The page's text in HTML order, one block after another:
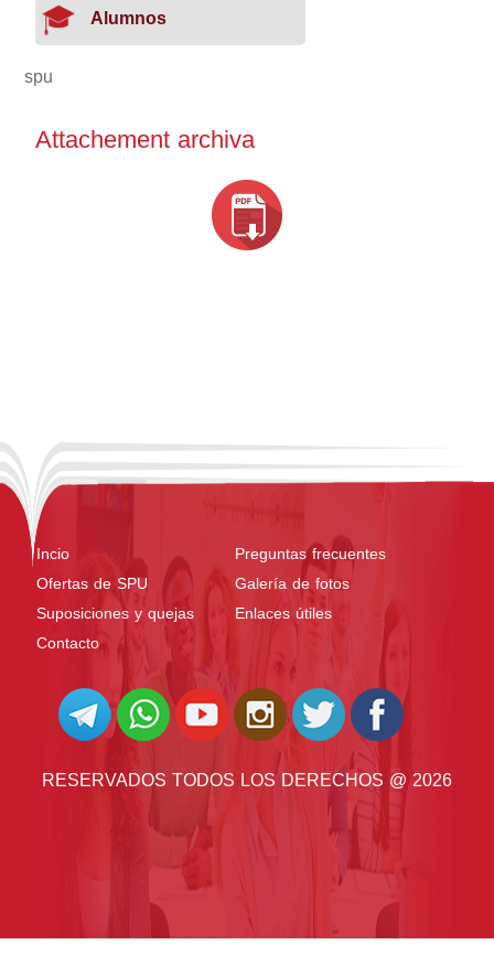
Alumnos
spu
Attachement archiva
Incio
Preguntas frecuentes
Ofertas de SPU
Galería de fotos
Suposiciones y quejas
Enlaces útiles
Contacto
RESERVADOS TODOS LOS DERECHOS @ 2026